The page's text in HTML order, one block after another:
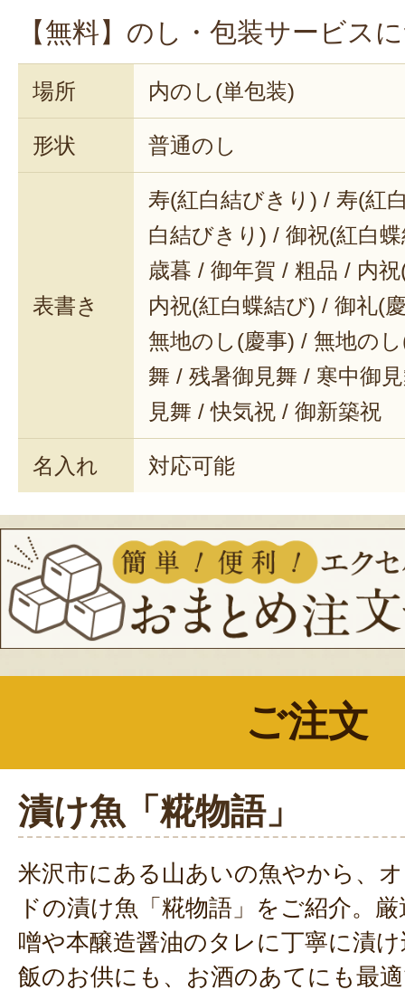
思わず笑顔になってしまう美味しさ
【無料】のし・包装サービス
場所 内のし(単包装)
形状 普通のし
表書き
寿(紅白結びきり) / 寿(紅
白結びきり) / 御祝(紅白
歳暮 / 御年賀 / 粗品 / 内
内祝(紅白蝶結び) / 御礼(
無地のし(慶事) / 無地の
舞 / 残暑御見舞 / 寒中御
見舞 / 快気祝 / 御新築祝
名入れ 対応可能
ご注文
漬け魚「糀物語」
米沢市にある山あいの魚やから、
ドの漬け魚「糀物語」をご紹介。
噌や本醸造醤油のタレに丁寧に漬
飯のお供にも、お酒のあてにも最